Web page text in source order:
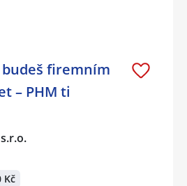
budeš firemním
– PHM ti
Kč